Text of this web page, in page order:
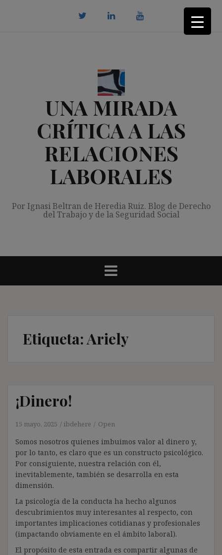
UNA MIRADA
CRÍTICA A LAS
RELACIONES
LABORALES
Por Ignasi Beltran de Heredia Ruiz. Blog de Derecho
del Trabajo y de la Seguridad Social
Etiqueta: Ariely
¡Dinero!
15 mayo, 2025 ibdehere Open
Somos nosotros quienes imbuimos valor al dinero y,
por lo tanto, es claro que es un constructo psicológico.
Por consiguiente, nuestra relación con él,
inevitablemente, también se desarrolla en esta
dimensión.
La psicología de la conducta ha hecho algunos
descubrimientos muy interesantes al respecto, con
importantes implicaciones cotidianas y profesionales
(impactando obviamente en el ámbito laboral).
El propósito de esta entrada es compartir algunas de